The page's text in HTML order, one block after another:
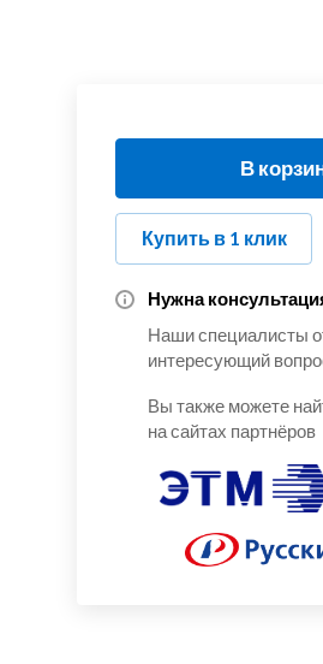
В
Купить в 1 клик
Нужна
Наши специалисты
интересующий
Вы также можете
на сайтах партнёров